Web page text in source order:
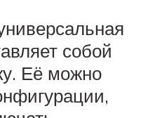
собой
Её можно